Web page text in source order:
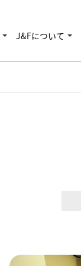
J&Fについて